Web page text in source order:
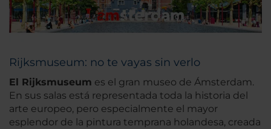
Rijksmuseum: no te vayas sin verlo
El Rijksmuseum es el gran museo de Ámsterdam.
En sus salas está representada toda la historia del
arte europeo, pero especialmente el mayor
esplendor de la pintura temprana holandesa, creada